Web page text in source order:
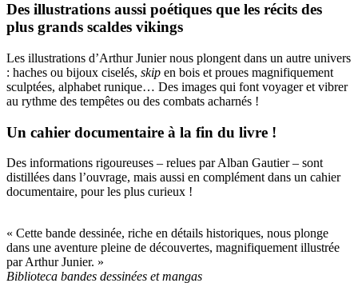
Des illustrations aussi poétiques que les récits des
plus grands scaldes vikings
Les illustrations d’Arthur Junier nous plongent dans un autre univers
: haches ou bijoux ciselés, skip en bois et proues magnifiquement
sculptées, alphabet runique… Des images qui font voyager et vibrer
au rythme des tempêtes ou des combats acharnés !
Un cahier documentaire à la fin du livre !
Des informations rigoureuses – relues par Alban Gautier – sont
distillées dans l’ouvrage, mais aussi en complément dans un cahier
documentaire, pour les plus curieux !
« Cette bande dessinée, riche en détails historiques, nous plonge
dans une aventure pleine de découvertes, magnifiquement illustrée
par Arthur Junier. »
Biblioteca bandes dessinées et mangas